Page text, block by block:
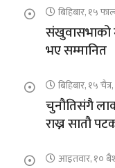
बिहिबार, १५
संखुवासभाको
भए सम्मानित
बिहिबार, १५
चुनौतिसंगै
राख्न सातौ
आइतवार, १०